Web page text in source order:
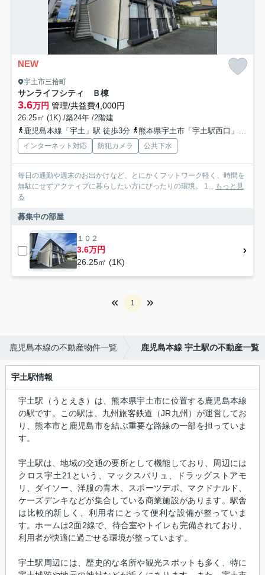
NEW
宇土市三拾町
サンライフシティ Ｂ棟
3.6万円 管理/共益費4,000円
26.25㎡ (1K) /築24年 /2階建
鹿児島本線「宇土」駅 徒歩3分
熊本県宇土市「宇土駅西口」バス停下車 徒歩3分
インターネット対応 防犯カメラ 公共下水
毎日の通勤や週末のお出かけなど、とにかくフットワーク軽く、時間を
無駄にせずアクティブに暮らしたい方にぴったりの環境。 1... もっと見
る
募集中の部屋
１０２
3.6万円
26.25㎡ (1K)
1
鹿児島本線の不動産物件一覧 鹿児島本線 宇土駅の不動産一覧
宇土駅情報
宇土駅（うとえき）は、熊本県宇土市に位置する鹿児島本線
の駅です。この駅は、九州旅客鉄道（JR九州）が運営してお
り、熊本市と鹿児島市を結ぶ重要な路線の一部を担っていま
す。
宇土駅は、地域の交通の要所として機能しており、周辺には
クロス宇土21という、マックスバリュ、ドラッグストアモ
リ、ダイソー、洋服の青木、スポーツデポ、マクドナルド、
ケーズデンキなどが集合している商業施設があります。駅舎
は比較的新しく、利用者にとって便利な設備が整っていま
す。ホームは2面2線で、待合室やトイレも完備されており、
利用者が快適に過ごせる環境が整っています。
宇土駅周辺には、歴史的な名所や観光スポットも多く、特に